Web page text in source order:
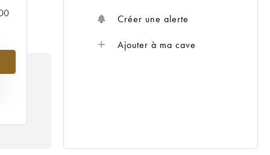
Créer une alerte
Ajouter à ma cave